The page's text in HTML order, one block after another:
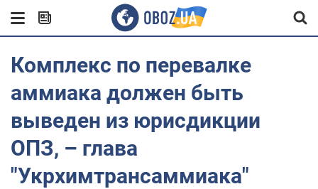
Комплекс по перевалке
аммиака должен быть
выведен из юрисдикции
ОПЗ, – глава
"Укрхимтрансаммиака"